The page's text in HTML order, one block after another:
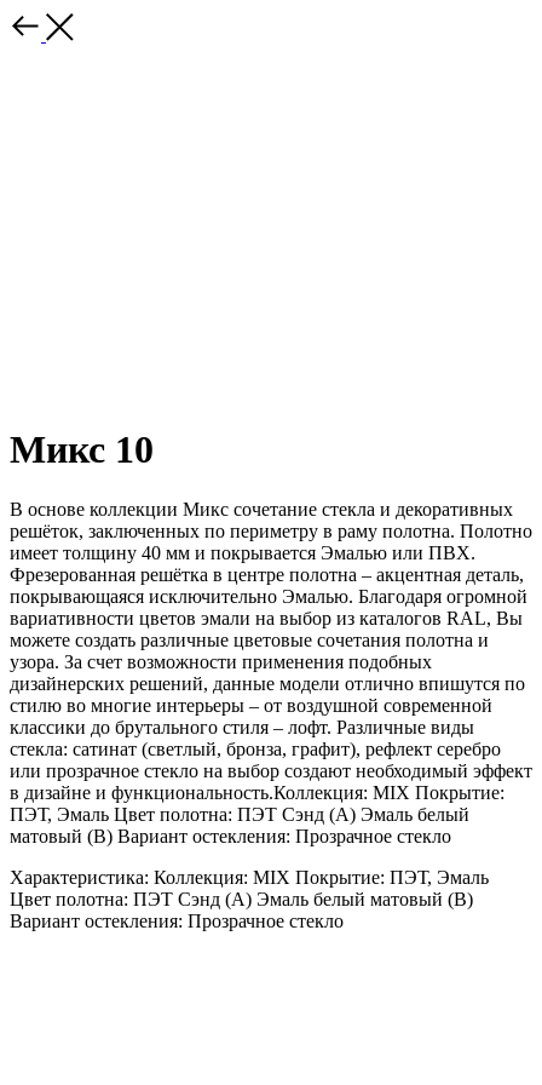
Микс 10
В основе коллекции Микс сочетание стекла и декоративных
решёток, заключенных по периметру в раму полотна. Полотно
имеет толщину 40 мм и покрывается Эмалью или ПВХ.
Фрезерованная решётка в центре полотна – акцентная деталь,
покрывающаяся исключительно Эмалью. Благодаря огромной
вариативности цветов эмали на выбор из каталогов RAL, Вы
можете создать различные цветовые сочетания полотна и
узора. За счет возможности применения подобных
дизайнерских решений, данные модели отлично впишутся по
стилю во многие интерьеры – от воздушной современной
классики до брутального стиля – лофт. Различные виды
стекла: сатинат (светлый, бронза, графит), рефлект серебро
или прозрачное стекло на выбор создают необходимый эффект
в дизайне и функциональность.Коллекция: MIX Покрытие:
ПЭТ, Эмаль Цвет полотна: ПЭТ Сэнд (А) Эмаль белый
матовый (B) Вариант остекления: Прозрачное стекло
Характеристика: Коллекция: MIX Покрытие: ПЭТ, Эмаль
Цвет полотна: ПЭТ Сэнд (А) Эмаль белый матовый (B)
Вариант остекления: Прозрачное стекло